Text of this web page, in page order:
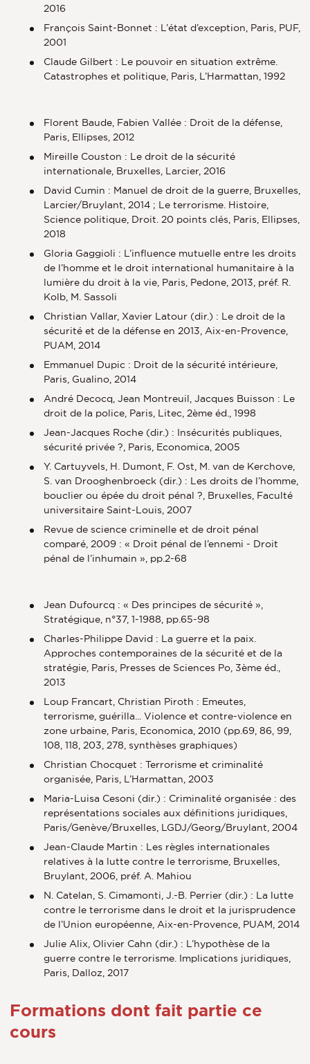
2016
François Saint-Bonnet : L’état d’exception, Paris, PUF,
2001
Claude Gilbert : Le pouvoir en situation extrême.
Catastrophes et politique, Paris, L’Harmattan, 1992
Florent Baude, Fabien Vallée : Droit de la défense,
Paris, Ellipses, 2012
Mireille Couston : Le droit de la sécurité
internationale, Bruxelles, Larcier, 2016
David Cumin : Manuel de droit de la guerre, Bruxelles,
Larcier/Bruylant, 2014 ; Le terrorisme. Histoire,
Science politique, Droit. 20 points clés, Paris, Ellipses,
2018
Gloria Gaggioli : L’influence mutuelle entre les droits
de l’homme et le droit international humanitaire à la
lumière du droit à la vie, Paris, Pedone, 2013, préf. R.
Kolb, M. Sassoli
Christian Vallar, Xavier Latour (dir.) : Le droit de la
sécurité et de la défense en 2013, Aix-en-Provence,
PUAM, 2014
Emmanuel Dupic : Droit de la sécurité intérieure,
Paris, Gualino, 2014
André Decocq, Jean Montreuil, Jacques Buisson : Le
droit de la police, Paris, Litec, 2ème éd., 1998
Jean-Jacques Roche (dir.) : Insécurités publiques,
sécurité privée ?, Paris, Economica, 2005
Y. Cartuyvels, H. Dumont, F. Ost, M. van de Kerchove,
S. van Drooghenbroeck (dir.) : Les droits de l’homme,
bouclier ou épée du droit pénal ?, Bruxelles, Faculté
universitaire Saint-Louis, 2007
Revue de science criminelle et de droit pénal
comparé, 2009 : « Droit pénal de l’ennemi - Droit
pénal de l’inhumain », pp.2-68
Jean Dufourcq : « Des principes de sécurité »,
Stratégique, n°37, 1-1988, pp.65-98
Charles-Philippe David : La guerre et la paix.
Approches contemporaines de la sécurité et de la
stratégie, Paris, Presses de Sciences Po, 3ème éd.,
2013
Loup Francart, Christian Piroth : Emeutes,
terrorisme, guérilla... Violence et contre-violence en
zone urbaine, Paris, Economica, 2010 (pp.69, 86, 99,
108, 118, 203, 278, synthèses graphiques)
Christian Chocquet : Terrorisme et criminalité
organisée, Paris, L’Harmattan, 2003
Maria-Luisa Cesoni (dir.) : Criminalité organisée : des
représentations sociales aux définitions juridiques,
Paris/Genève/Bruxelles, LGDJ/Georg/Bruylant, 2004
Jean-Claude Martin : Les règles internationales
relatives à la lutte contre le terrorisme, Bruxelles,
Bruylant, 2006, préf. A. Mahiou
N. Catelan, S. Cimamonti, J.-B. Perrier (dir.) : La lutte
contre le terrorisme dans le droit et la jurisprudence
de l’Union européenne, Aix-en-Provence, PUAM, 2014
Julie Alix, Olivier Cahn (dir.) : L’hypothèse de la
guerre contre le terrorisme. Implications juridiques,
Paris, Dalloz, 2017
Formations dont fait partie ce
cours